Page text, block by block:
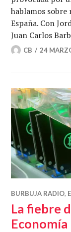
hablamos
España. Con
Juan Carlos
CB 24
BURBUJA RADIO,
La fiebre